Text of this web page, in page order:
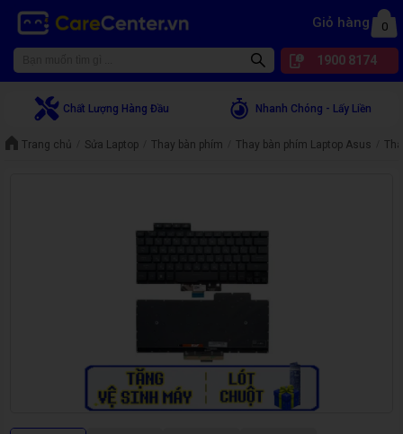
Giỏ hàng 0
1900 8174
Chất Lượng Hàng Đầu Nhanh Chóng - Lấy Liền
Trang chủ Sửa Laptop Thay bàn phím Thay bàn phím Laptop Asus